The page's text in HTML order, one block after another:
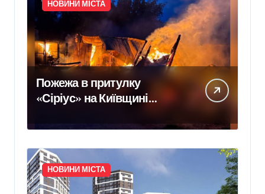
НОВИНИ МІСТА
Пожежа в притулку
«Сіріус» на Київщині
знищила 20 вольєрів для
тварин
НОВИНИ МІСТА